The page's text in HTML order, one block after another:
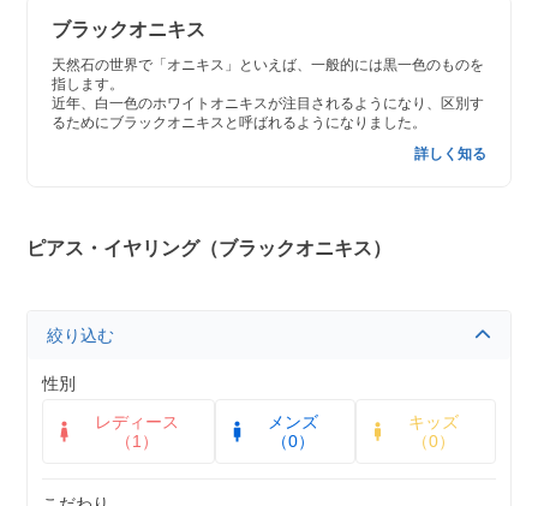
ブラックオニキス
天然石の世界で「オニキス」といえば、一般的には黒一色のものを
指します。
近年、白一色のホワイトオニキスが注目されるようになり、区別す
るためにブラックオニキスと呼ばれるようになりました。
詳しく知る
ピアス・イヤリング（ブラックオニキス）
絞り込む
性別
レディース
（1）
メンズ
（0）
キッズ
（0）